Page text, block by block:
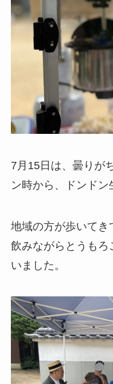
7月15日は、曇りが
ン時から、ドンドン
地域の方が歩いてき
飲みながらとうもろ
いました。